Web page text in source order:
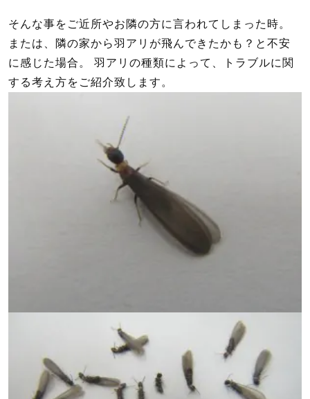
そんな事をご近所やお隣の方に言われてしまった時。
または、隣の家から羽アリが飛んできたかも？と不安
に感じた場合。 羽アリの種類によって、トラブルに関
する考え方をご紹介致します。